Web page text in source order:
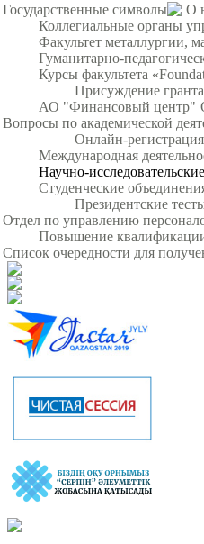
Государственные символы
О
Коллегиальные органы
Факультет металлургии,
Гуманитарно-
Курсы факультета
Присуждение
АО "Финансовый центр"
Вопросы по академической
Онлайн-
Международная
Научно-
Студенческие
Президентские
Отдел по управлению
Повышение
Список очередности для